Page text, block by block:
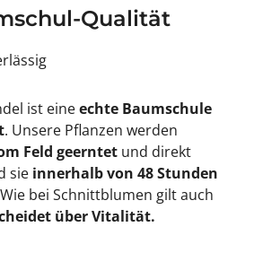
Qualität
ist eineechte Baumschule
. Unsere Pflanzen werden
Feld geerntetund direkt
sie innerhalb von 48 Stunden
bei Schnittblumen gilt auch
über Vitalität.